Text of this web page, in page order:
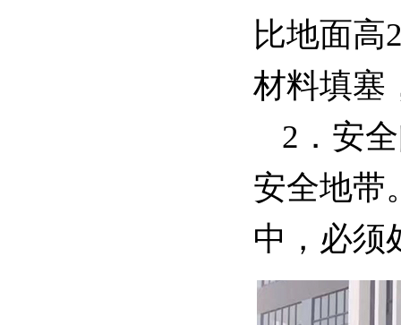
比地面高
材料填塞
2．安
安全地带
中，必须